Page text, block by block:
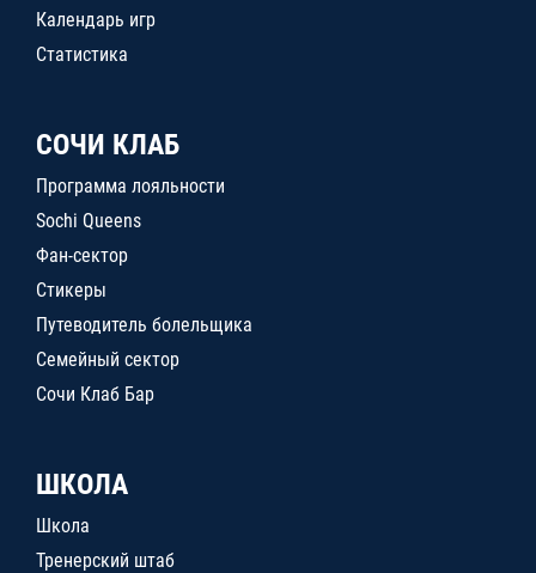
Календарь игр
Статистика
СОЧИ КЛАБ
Программа лояльности
Sochi Queens
Фан-сектор
Стикеры
Путеводитель болельщика
Семейный сектор
Сочи Клаб Бар
ШКОЛА
Школа
Тренерский штаб